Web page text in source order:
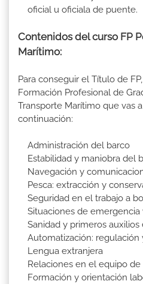
oficial u oficiala de puente.
Contenidos del curso FP
Marítimo:
Para conseguir el Título de
Formación Profesional de
Transporte Marítimo que vas
continuación:
Administración del barco
Estabilidad y maniobra del
Navegación y
Pesca: extracción y
Seguridad en el trabajo a
Situaciones de emergencia
Sanidad y primeros auxilios
Automatización: regulación
Lengua extranjera
Relaciones en el equipo de
Formación y orientación